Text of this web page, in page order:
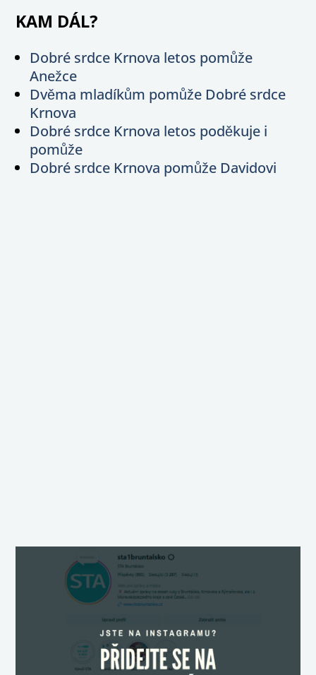
KAM DÁL?
Dobré srdce Krnova letos pomůže
Anežce
Dvěma mladíkům pomůže Dobré srdce
Krnova
Dobré srdce Krnova letos poděkuje i
pomůže
Dobré srdce Krnova pomůže Davidovi